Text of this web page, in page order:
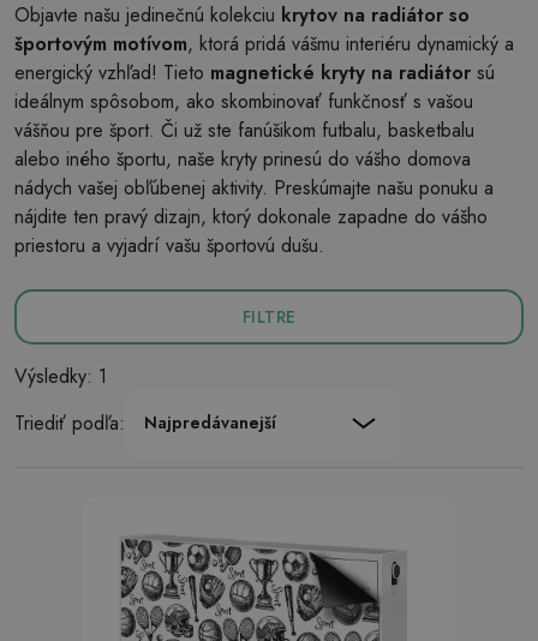
Objavte našu jedinečnú kolekciu krytov na radiátor so
športovým motívom, ktorá pridá vášmu interiéru dynamický a
energický vzhľad! Tieto magnetické kryty na radiátor sú
ideálnym spôsobom, ako skombinovať funkčnosť s vašou
vášňou pre šport. Či už ste fanúšikom futbalu, basketbalu
alebo iného športu, naše kryty prinesú do vášho domova
nádych vašej obľúbenej aktivity. Preskúmajte našu ponuku a
nájdite ten pravý dizajn, ktorý dokonale zapadne do vášho
priestoru a vyjadrí vašu športovú dušu.
FILTRE
Výsledky: 1
Triediť podľa:
Najpredávanejší